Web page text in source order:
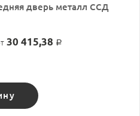
дверь металл ССД
30 415,38 Р